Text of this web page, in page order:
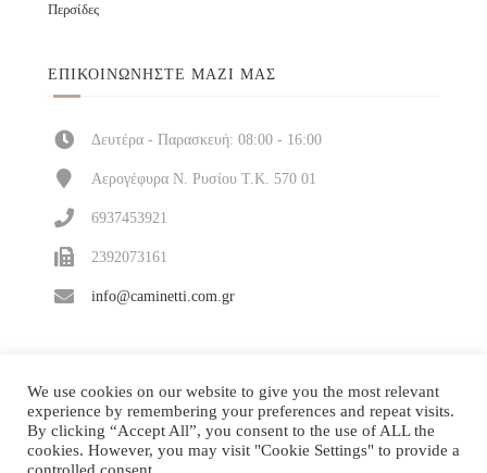
Περσίδες
ΕΠΙΚΟΙΝΩΝΉΣΤΕ ΜΑΖΊ ΜΑΣ
Δευτέρα - Παρασκευή: 08:00 - 16:00
Αερογέφυρα Ν. Ρυσίου Τ.Κ. 570 01
6937453921
2392073161
info@caminetti.com.gr
We use cookies on our website to give you the most relevant
experience by remembering your preferences and repeat visits.
By clicking “Accept All”, you consent to the use of ALL the
cookies. However, you may visit "Cookie Settings" to provide a